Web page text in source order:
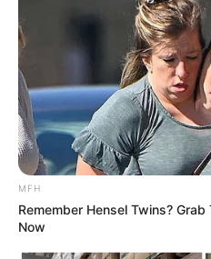
Nama Lengkap: Jang Gyu Ri
Nama Panggung: JangGyuri
Nama Panggilan: Gyu Ri
Tempat, Tanggal Lahir: Seoul,
1997
Kewarganegaraan: Korea
Pendidikan: Sekolah Seni
Agama: Kristen
MFH
Remember Hensel Twins?
Now